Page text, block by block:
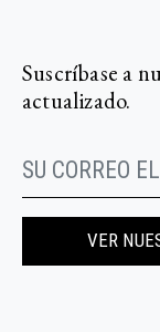
Suscríbase a
actualizado.
VER